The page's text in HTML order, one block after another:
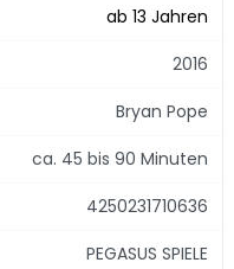
ab 13 Jahren
2016
Bryan Pope
ca. 45 bis 90 Minuten
4250231710636
PEGASUS SPIELE